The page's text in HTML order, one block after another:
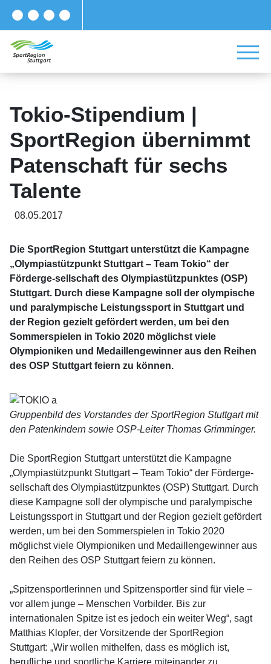
Tokio-Stipendium |
SportRegion übernimmt
Patenschaft für sechs
Talente
08.05.2017
Die SportRegion Stuttgart unterstützt die Kampagne
„Olympiastützpunkt Stuttgart – Team Tokio“ der
Förderge-sellschaft des Olympiastützpunktes (OSP)
Stuttgart. Durch diese Kampagne soll der olympische
und paralympische Leistungssport in Stuttgart und
der Region gezielt gefördert werden, um bei den
Sommerspielen in Tokio 2020 möglichst viele
Olympioniken und Medaillengewinner aus den Reihen
des OSP Stuttgart feiern zu können.
Gruppenbild des Vorstandes der SportRegion Stuttgart mit
den Patenkindern sowie OSP-Leiter Thomas Grimminger.
Die SportRegion Stuttgart unterstützt die Kampagne
„Olympiastützpunkt Stuttgart – Team Tokio“ der Förderge-
sellschaft des Olympiastützpunktes (OSP) Stuttgart. Durch
diese Kampagne soll der olympische und paralympische
Leistungssport in Stuttgart und der Region gezielt gefördert
werden, um bei den Sommerspielen in Tokio 2020
möglichst viele Olympioniken und Medaillengewinner aus
den Reihen des OSP Stuttgart feiern zu können.
„Spitzensportlerinnen und Spitzensportler sind für viele –
vor allem junge – Menschen Vorbilder. Bis zur
internationalen Spitze ist es jedoch ein weiter Weg“, sagt
Matthias Klopfer, der Vorsitzende der SportRegion
Stuttgart: „Wir wollen mithelfen, dass es möglich ist,
berufliche und sportliche Karriere miteinander zu